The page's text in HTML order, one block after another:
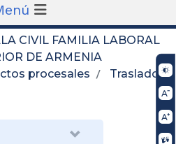
CIVIL FAMILIA LABORAL
DE ARMENIA
procesales
Traslados